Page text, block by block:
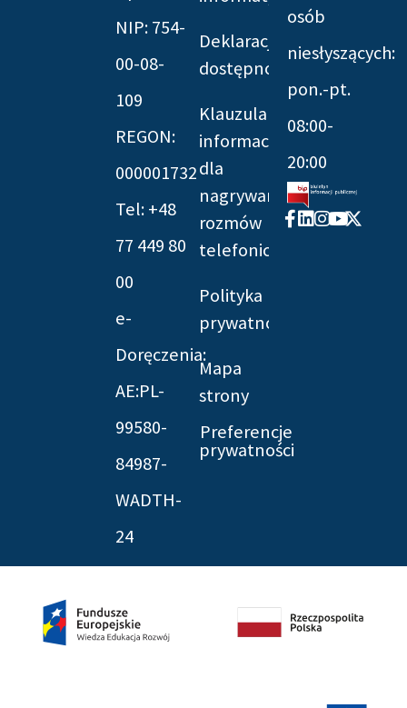
NIP: 754-
00-08-
109
REGON:
000001732
Tel: +48
77 449 80
00
e-
Doręczenia:
AE:PL-
99580-
84987-
WADTH-
24
Deklaracja
dostępności
Klauzula
informacyjna
dla
nagrywania
rozmów
telefonicznych
Polityka
prywatności
Mapa
strony
Preferencje
prywatności
osób
niesłyszących:
pon.-pt.
08:00-
20:00
Facebook-
f
Linkedin
Instagram
Youtube
X-